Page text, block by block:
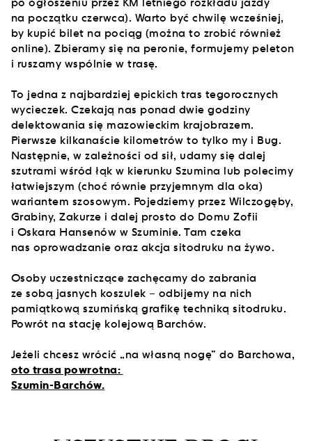
na początku czerwca). Warto być chwilę wcześniej,
by kupić bilet na pociąg (można to zrobić również
online). Zbieramy się na peronie, formujemy peleton
i ruszamy wspólnie w trasę.
To jedna z najbardziej epickich tras tegorocznych
wycieczek. Czekają nas ponad dwie godziny
delektowania się mazowieckim krajobrazem.
Pierwsze kilkanaście kilometrów to tylko my i Bug.
Następnie, w zależności od sił, udamy się dalej
szutrami wśród łąk w kierunku Szumina lub polecimy
łatwiejszym (choć równie przyjemnym dla oka)
wariantem szosowym. Pojedziemy przez Wilczogęby,
Grabiny, Zakurze i dalej prosto do Domu Zofii
i Oskara Hansenów w Szuminie. Tam czeka
nas oprowadzanie oraz akcja sitodruku na żywo.
Osoby uczestniczące zachęcamy do zabrania
ze sobą jasnych koszulek – odbijemy na nich
pamiątkową szumińską grafikę techniką sitodruku.
Powrót na stację kolejową Barchów.
Jeżeli chcesz wrócić „na własną nogę” do Barchowa,
oto trasa powrotna:
Szumin-Barchów.